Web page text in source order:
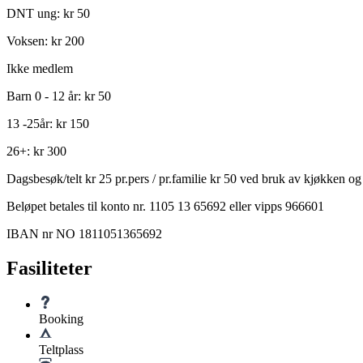
DNT ung: kr 50
Voksen: kr 200
Ikke medlem
Barn 0 - 12 år: kr 50
13 -25år: kr 150
26+: kr 300
Dagsbesøk/telt kr 25 pr.pers / pr.familie kr 50 ved bruk av kjøkken
Beløpet betales til konto nr. 1105 13 65692 eller vipps 966601
IBAN nr NO 1811051365692
Fasiliteter
Booking
Teltplass